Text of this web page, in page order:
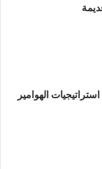
الهوامير